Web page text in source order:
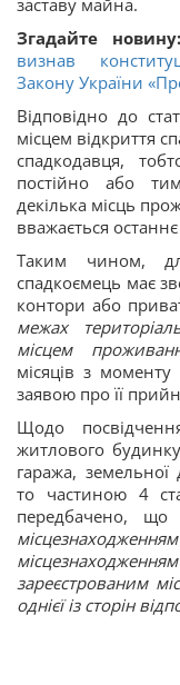
заставу майна.
Згадайте
визнав
Закону України «
Відповідно до
місцем відкриття
спадкодавця,
постійно або
декілька місць
вважається
Таким чином,
спадкоємець має
контори або
межах
місцем
місяців з
заявою про її
Щодо
житлового
гаража,
то частиною 4
передбачено, що
зареєстрованим
однієї із сторін